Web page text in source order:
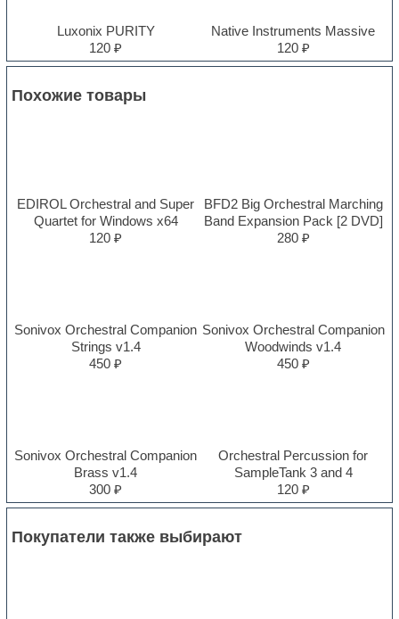
Luxonix PURITY
120 ₽
Native Instruments Massive
120 ₽
Похожие товары
EDIROL Orchestral and Super
Quartet for Windows x64
120 ₽
BFD2 Big Orchestral Marching
Band Expansion Pack [2 DVD]
280 ₽
Sonivox Orchestral Companion
Strings v1.4
450 ₽
Sonivox Orchestral Companion
Woodwinds v1.4
450 ₽
Sonivox Orchestral Companion
Brass v1.4
300 ₽
Orchestral Percussion for
SampleTank 3 and 4
120 ₽
Покупатели также выбирают